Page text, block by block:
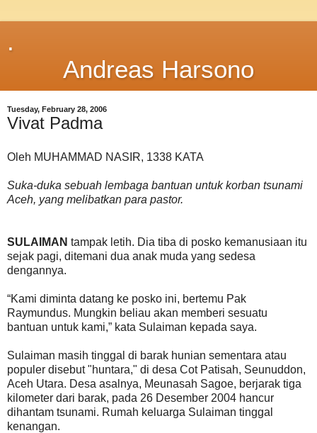
.
Andreas Harsono
Tuesday, February 28, 2006
Vivat Padma
Oleh MUHAMMAD NASIR, 1338 KATA
Suka-duka sebuah lembaga bantuan untuk korban tsunami
Aceh, yang melibatkan para pastor.
SULAIMAN tampak letih. Dia tiba di posko kemanusiaan itu
sejak pagi, ditemani dua anak muda yang sedesa
dengannya.
“Kami diminta datang ke posko ini, bertemu Pak
Raymundus. Mungkin beliau akan memberi sesuatu
bantuan untuk kami,” kata Sulaiman kepada saya.
Sulaiman masih tinggal di barak hunian sementara atau
populer disebut "huntara," di desa Cot Patisah, Seunuddon,
Aceh Utara. Desa asalnya, Meunasah Sagoe, berjarak tiga
kilometer dari barak, pada 26 Desember 2004 hancur
dihantam tsunami. Rumah keluarga Sulaiman tinggal
kenangan.